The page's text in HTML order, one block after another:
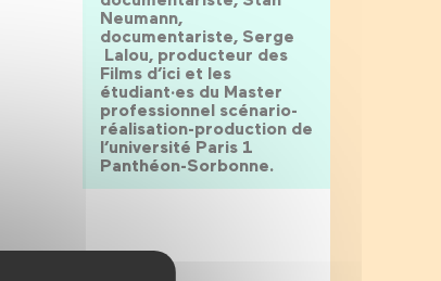
Neumann,
documentariste, Serge
Lalou, producteur des
Films d’ici et les
étudiant·es du Master
professionnel scénario-
réalisation-production de
l’université Paris 1
Panthéon-Sorbonne.